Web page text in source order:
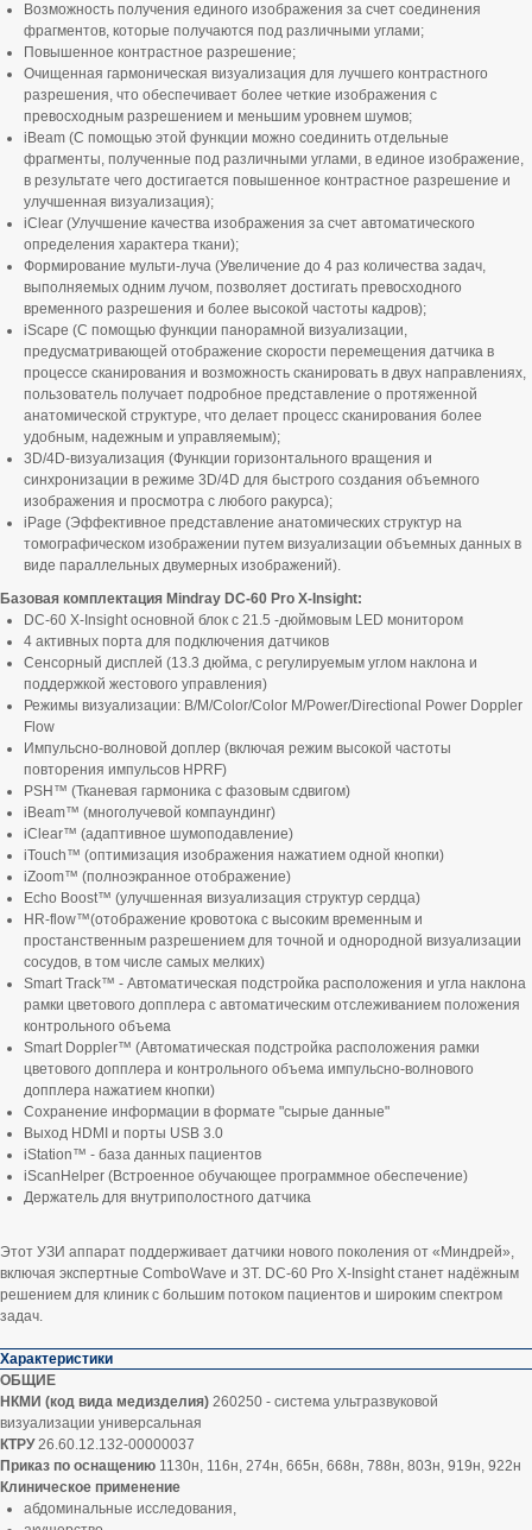
Возможность получения единого изображения за счет соединения
фрагментов, которые получаются под различными углами;
Повышенное контрастное разрешение;
Очищенная гармоническая визуализация для лучшего контрастного
разрешения, что обеспечивает более четкие изображения с
превосходным разрешением и меньшим уровнем шумов;
iBeam (С помощью этой функции можно соединить отдельные
фрагменты, полученные под различными углами, в единое изображение,
в результате чего достигается повышенное контрастное разрешение и
улучшенная визуализация);
iClear (Улучшение качества изображения за счет автоматического
определения характера ткани);
Формирование мульти-луча (Увеличение до 4 раз количества задач,
выполняемых одним лучом, позволяет достигать превосходного
временного разрешения и более высокой частоты кадров);
iScape (С помощью функции панорамной визуализации,
предусматривающей отображение скорости перемещения датчика в
процессе сканирования и возможность сканировать в двух направлениях,
пользователь получает подробное представление о протяженной
анатомической структуре, что делает процесс сканирования более
удобным, надежным и управляемым);
3D/4D-визуализация (Функции горизонтального вращения и
синхронизации в режиме 3D/4D для быстрого создания объемного
изображения и просмотра с любого ракурса);
iPage (Эффективное представление анатомических структур на
томографическом изображении путем визуализации объемных данных в
виде параллельных двумерных изображений).
Базовая комплектация Mindray DC-60 Pro X-Insight:
DC-60 X-Insight основной блок с 21.5 -дюймовым LED монитором
4 активных порта для подключения датчиков
Сенсорный дисплей (13.3 дюйма, с регулируемым углом наклона и
поддержкой жестового управления)
Режимы визуализации: B/M/Color/Color M/Power/Directional Power Doppler
Flow
Импульсно-волновой доплер (включая режим высокой частоты
повторения импульсов HPRF)
PSH™ (Тканевая гармоника с фазовым сдвигом)
iBeam™ (многолучевой компаундинг)
iClear™ (адаптивное шумоподавление)
iTouch™ (оптимизация изображения нажатием одной кнопки)
iZoom™ (полноэкранное отображение)
Echo Boost™ (улучшенная визуализация структур сердца)
HR-flow™(отображение кровотока с высоким временным и
простанственным разрешением для точной и однородной визуализации
сосудов, в том числе самых мелких)
Smart Track™ - Автоматическая подстройка расположения и угла наклона
рамки цветового допплера с автоматическим отслеживанием положения
контрольного объема
Smart Doppler™ (Автоматическая подстройка расположения рамки
цветового допплера и контрольного объема импульсно-волнового
допплера нажатием кнопки)
Сохранение информации в формате "сырые данные"
Выход HDMI и порты USB 3.0
iStation™ - база данных пациентов
iScanHelper (Встроенное обучающее программное обеспечение)
Держатель для внутриполостного датчика
Этот УЗИ аппарат поддерживает датчики нового поколения от «Миндрей»,
включая экспертные ComboWave и 3T. DC-60 Pro X-Insight станет надёжным
решением для клиник с большим потоком пациентов и широким спектром
задач.
Характеристики
ОБЩИЕ
НКМИ (код вида медизделия) 260250 - система ультразвуковой
визуализации универсальная
КТРУ26.60.12.132-00000037
Приказ по оснащению 1130н, 116н, 274н, 665н, 668н, 788н, 803н, 919н, 922н
Клиническое применение
абдоминальные исследования,